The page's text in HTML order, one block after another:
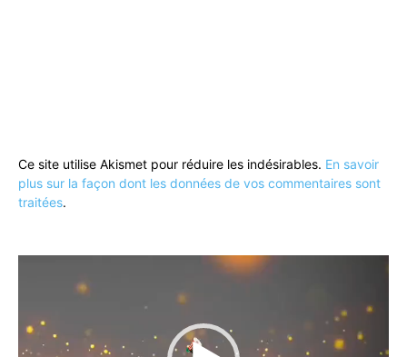
Ce site utilise Akismet pour réduire les indésirables. En savoir
plus sur la façon dont les données de vos commentaires sont
traitées.